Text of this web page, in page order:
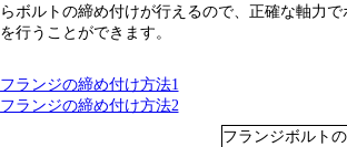
らボルトの締め付けが行えるので、正確な軸力
を行うことができます。
フランジの締め付け方法1
フランジの締め付け方法2
フランジボルト